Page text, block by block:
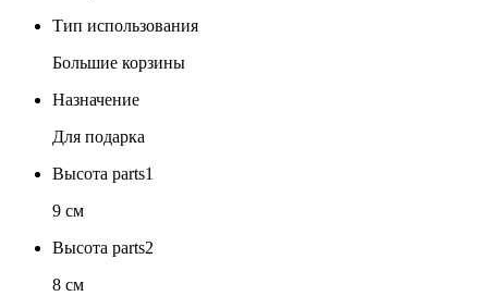
Тип использования
Большие корзины
Назначение
Для подарка
Высота parts1
9 см
Высота parts2
8 см